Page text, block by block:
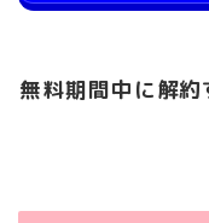
無料期間中に解